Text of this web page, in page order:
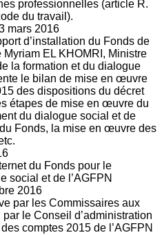
professionnelles (article R.
du travail).
mars 2016
d’installation du Fonds de
EL KHOMRI, Ministre
la formation et du dialogue
le bilan de mise en œuvre
des dispositions du décret
étapes de mise en œuvre du
du dialogue social et de
Fonds, la mise en œuvre des
du Fonds pour le
social et de l’AGFPN
2016
par les Commissaires aux
le Conseil d’administration
comptes 2015 de l’AGFPN